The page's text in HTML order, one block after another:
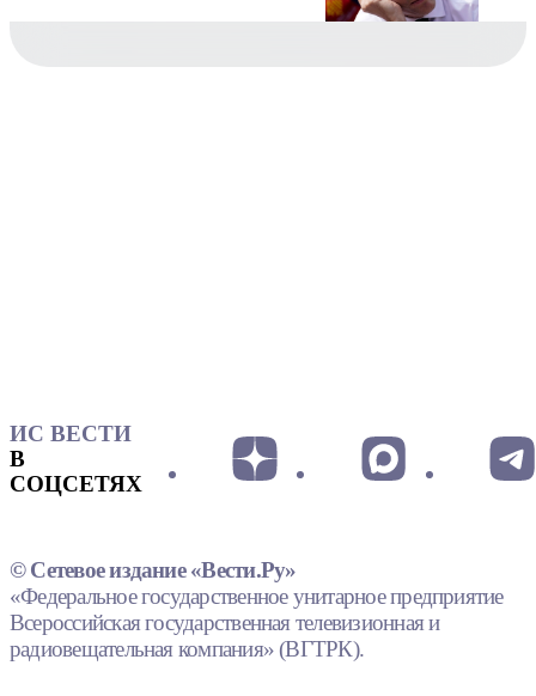
ИС ВЕСТИ
В
СОЦСЕТЯХ
© Сетевое издание «Вести.Ру»
«Федеральное государственное унитарное предприятие
Всероссийская государственная телевизионная и
радиовещательная компания» (ВГТРК).